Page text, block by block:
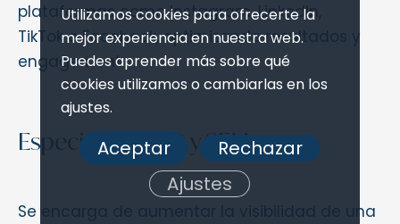
plataformas como Instagram, LinkedIn,
TikTok o Facebook, optimizando resultados y
engagement.
Especialista SEO y SEM
Se encarga de aumentar la visibilidad de una
Utilizamos cookies para ofrecerte la
mejor experiencia en nuestra web.
Puedes aprender más sobre qué
cookies utilizamos o cambiarlas en los
ajustes.
Aceptar
Rechazar
Ajustes